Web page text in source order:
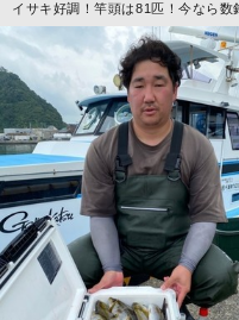
イサキ好調！竿頭は81匹！今なら数